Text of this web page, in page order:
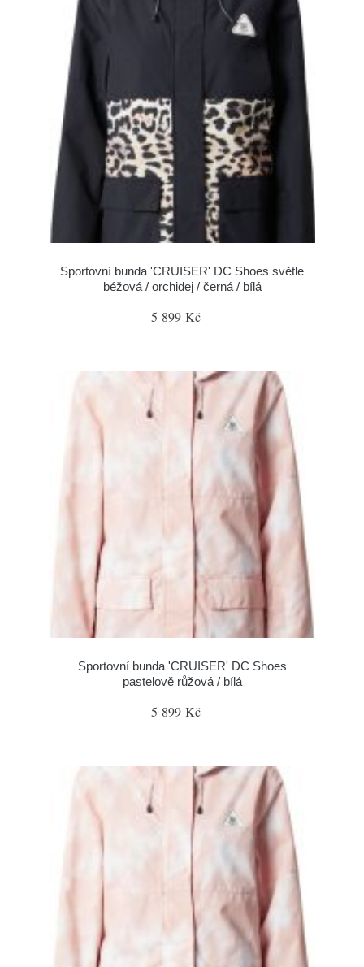
Sportovní bunda 'CRUISER' DC Shoes světle
béžová / orchidej / černá / bílá
5 899 Kč
Sportovní bunda 'CRUISER' DC Shoes
pastelově růžová / bílá
5 899 Kč